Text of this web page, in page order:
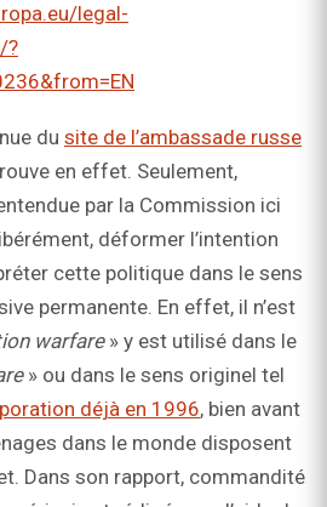
legal-
?
du site de l’ambassade russe
en effet. Seulement,
par la Commission ici
déformer l’intention
cette politique dans le sens
permanente. En effet, il n’est
warfare» y est utilisé dans le
» ou dans le sens originel tel
déjà en 1996, bien avant
dans le monde disposent
Dans son rapport, commandité